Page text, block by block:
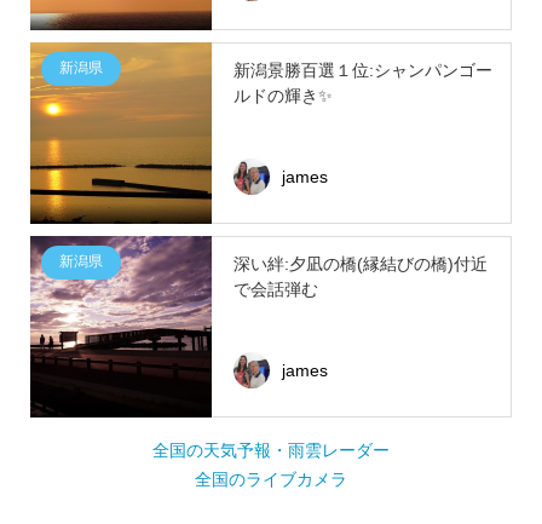
新潟県
新潟景勝百選１位:シャンパンゴー
ルドの輝き✨
james
新潟県
深い絆:夕凪の橋(縁結びの橋)付近
で会話弾む
james
全国の天気予報・雨雲レーダー
全国のライブカメラ